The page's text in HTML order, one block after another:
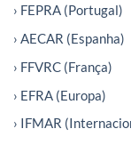
› FEPRA (Portugal)
› AECAR (Espanha)
› FFVRC (França)
› EFRA (Europa)
› IFMAR